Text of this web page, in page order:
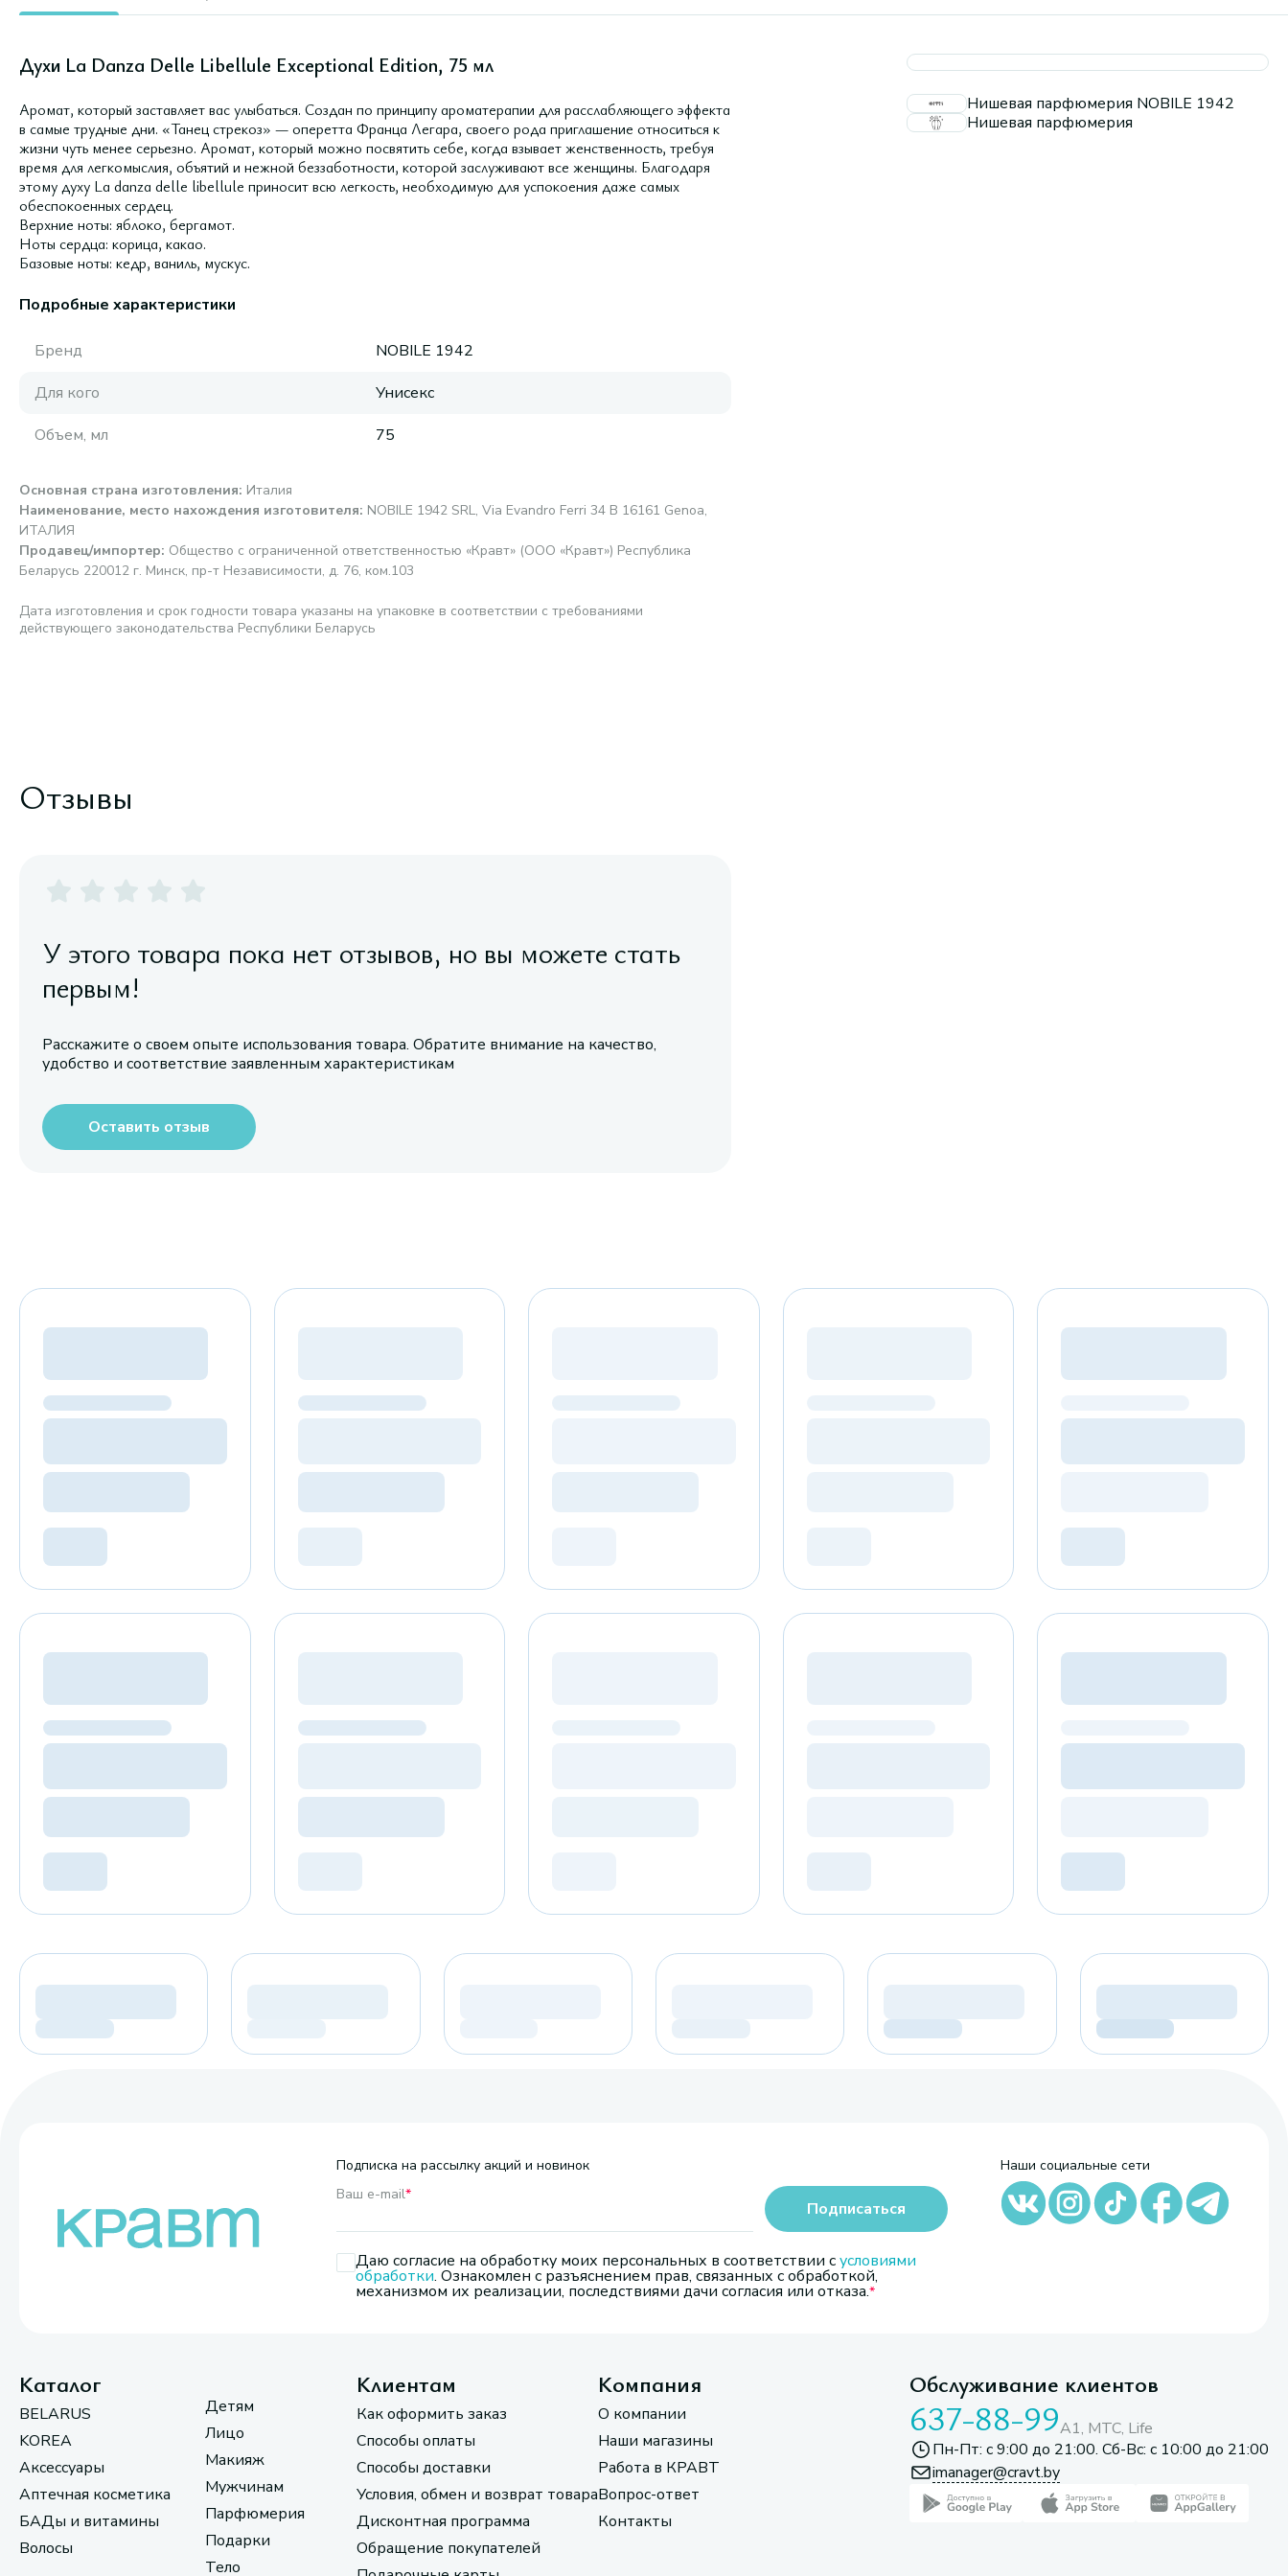
Духи La Danza Delle Libellule Exceptional Edition, 75 мл
Аромат, который заставляет вас улыбаться. Создан по принципу ароматерапии для расслабляющего эффекта
в самые трудные дни. «Танец стрекоз» — оперетта Франца Легара, своего рода приглашение относиться к
жизни чуть менее серьезно. Аромат, который можно посвятить себе, когда взывает женственность, требуя
время для легкомыслия, объятий и нежной беззаботности, которой заслуживают все женщины. Благодаря
этому духу La danza delle libellule приносит всю легкость, необходимую для успокоения даже самых
обеспокоенных сердец.
Верхние ноты: яблоко, бергамот.
Ноты сердца: корица, какао.
Базовые ноты: кедр, ваниль, мускус.
Подробные характеристики
Бренд
NOBILE 1942
Для кого
Унисекс
Объем, мл
75
Основная страна изготовления: Италия
Наименование, место нахождения изготовителя: NOBILE 1942 SRL, Via Evandro Ferri 34 B 16161 Genoa,
ИТАЛИЯ
Продавец/импортер: Общество с ограниченной ответственностью «Кравт» (ООО «Кравт») Республика
Беларусь 220012 г. Минск, пр-т Независимости, д. 76, ком.103
Дата изготовления и срок годности товара указаны на упаковке в соответствии с требованиями
действующего законодательства Республики Беларусь
Нишевая парфюмерия NOBILE 1942
Нишевая парфюмерия
Отзывы
У этого товара пока нет отзывов, но вы можете стать
первым!
Расскажите о своем опыте использования товара. Обратите внимание на качество,
удобство и соответствие заявленным характеристикам
Оставить отзыв
Подписка на рассылку акций и новинок
Ваш e-mail*
Даю согласие на обработку моих персональных в соответствии сусловиями
обработки. Ознакомлен с разъяснением прав, связанных с обработкой,
механизмом их реализации, последствиями дачи согласия или отказа.
Подписаться
Наши социальные сети
Каталог
BELARUS
KOREA
Аксессуары
Аптечная косметика
БАДы и витамины
Волосы
Детям
Лицо
Макияж
Мужчинам
Парфюмерия
Подарки
Тело
Клиентам
Как оформить заказ
Способы оплаты
Способы доставки
Условия, обмен и возврат товара
Дисконтная программа
Обращение покупателей
Компания
О компании
Наши магазины
Работа в КРАВТ
Вопрос-ответ
Контакты
Обслуживание клиентов
637-88-99A1, МТС, Life
Пн-Пт: с 9:00 до 21:00. Сб-Вс: с 10:00 до 21:00
imanager@cravt.by